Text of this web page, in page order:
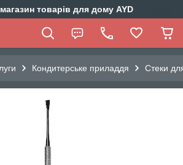
товарів для дому AYD
Кондитерське приладдя Стеки